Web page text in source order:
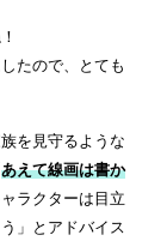
たので、とても
を見守るような
あえて線画は書か
ラクターは目立
」とアドバイス